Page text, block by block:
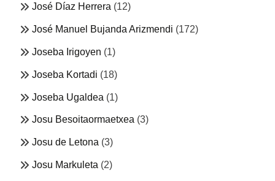
José Díaz Herrera (12)
José Manuel Bujanda Arizmendi (172)
Joseba Irigoyen (1)
Joseba Kortadi (18)
Joseba Ugaldea (1)
Josu Besoitaormaetxea (3)
Josu de Letona (3)
Josu Markuleta (2)